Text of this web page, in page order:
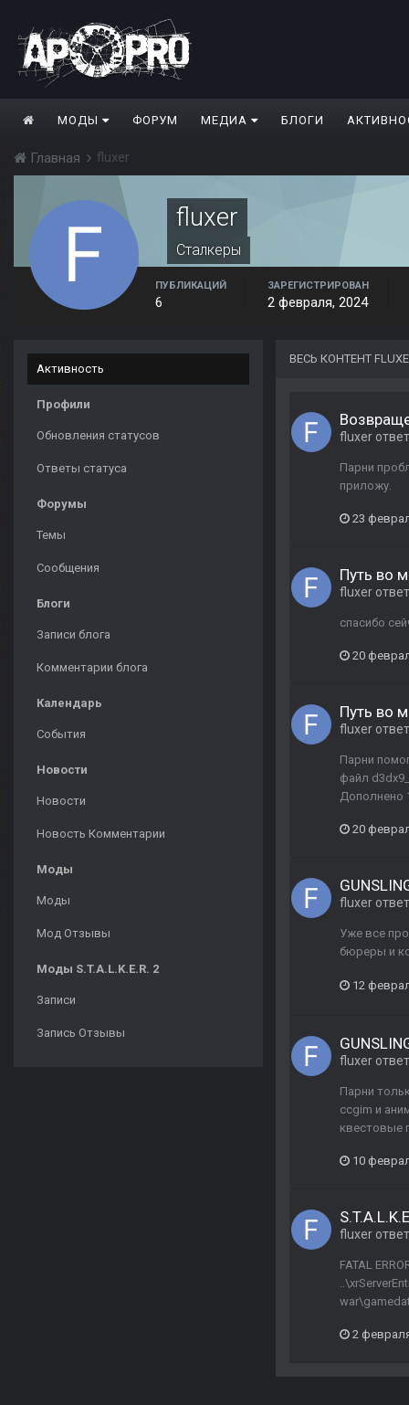
МОДЫ ФОРУМ МЕДИА БЛОГИ
Главная fluxer
fluxer
Сталкеры
ПУБЛИКАЦИЙ
6
ЗАРЕГИСТРИРОВАН
2 февраля, 2024
Активность
Профили
Обновления статусов
Ответы статуса
Форумы
Темы
Сообщения
Блоги
Записи блога
Комментарии блога
Календарь
События
Новости
Новости
Новость Комментарии
Моды
Моды
Мод Отзывы
Моды S.T.A.L.K.E.R. 2
Записи
Запись Отзывы
ВЕСЬ КОНТЕНТ
fluxer
Парни
приложу.
23
Путь во
fluxer
спасибо
20
Путь во
fluxer
Парни
файл
Дополнено
20
fluxer
Уже все
бюреры и
12
fluxer
Парни
ccgim и
квестовые
10
fluxer
FATAL
2